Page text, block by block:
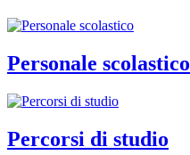
Personale scolastico
Percorsi di studio